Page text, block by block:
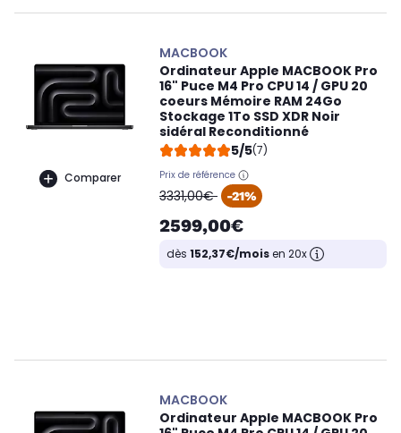
Comparer
MACBOOK
Ordinateur Apple MACBOOK Pro
16" Puce M4 Pro CPU 14 / GPU 20
coeurs Mémoire RAM 24Go
Stockage 1To SSD XDR Noir
sidéral Reconditionné
5/5(7)
Prix de référence
oldPrice
3331,00€ -21%
2599,00€
dès 152,37€/moisen 20x
MACBOOK
Ordinateur Apple MACBOOK Pro